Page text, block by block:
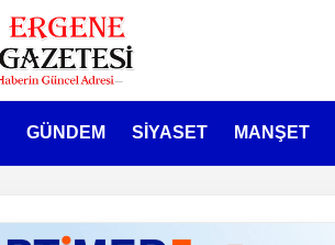
GÜNDEM SİYASET MANŞET